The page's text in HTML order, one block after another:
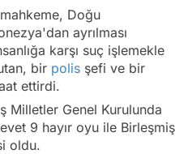
Doğu
ayrılması
karşı suç işlemekle
bir polis şefi ve bir
ettirdi.
Milletler Genel Kurulunda
9 hayır oyu ile Birleşmiş
oldu.